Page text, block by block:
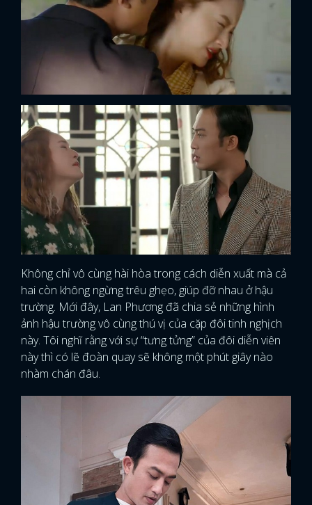
Không chỉ vô cùng hài hòa trong cách diễn xuất mà cả
hai còn không ngừng trêu ghẹo, giúp đỡ nhau ở hậu
trường. Mới đây, Lan Phương đã chia sẻ những hình
ảnh hậu trường vô cùng thú vị của cặp đôi tinh nghịch
này. Tôi nghĩ rằng với sự “tưng tửng” của đôi diễn viên
này thì có lẽ đoàn quay sẽ không một phút giây nào
nhàm chán đâu.